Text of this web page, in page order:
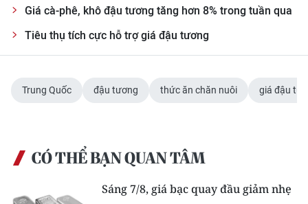
Giá cà-phê, khô đậu tương tăng hơn 8% trong tuần qua
Tiêu thụ tích cực hỗ trợ giá đậu tương
Trung Quốc đậu tương thức ăn chăn nuôi giá đậu
CÓ THỂ BẠN QUAN TÂM
Sáng 7/8, giá bạc quay đầu giảm nhẹ